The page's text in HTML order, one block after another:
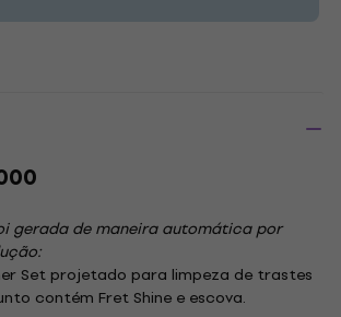
gerada de maneira automática por
Set projetado para limpeza de trastes
contém Fret Shine e escova.